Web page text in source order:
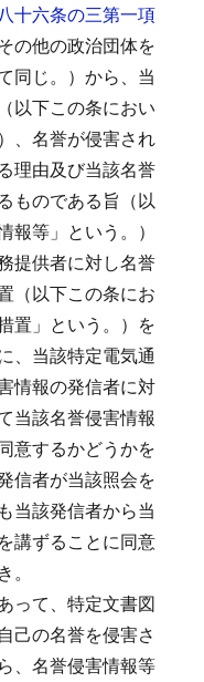
十六条の三第一項
の他の政治団体を
同じ。）から、当
以下この条におい
、名誉が侵害され
理由及び当該名誉
ものである旨（以
等」という。）
提供者に対し名誉
（以下この条にお
置」という。）を
、当該特定電気通
情報の発信者に対
当該名誉侵害情報
意するかどうかを
信者が当該照会を
当該発信者から当
講ずることに同意
って、特定文書図
己の名誉を侵害さ
、名誉侵害情報等